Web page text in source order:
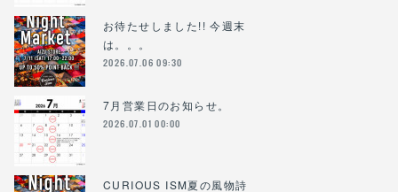
お待たせしました!! 今週末
は。。。
2026.07.06 09:30
7月営業日のお知らせ。
2026.07.01 00:00
CURIOUS ISM夏の風物詩